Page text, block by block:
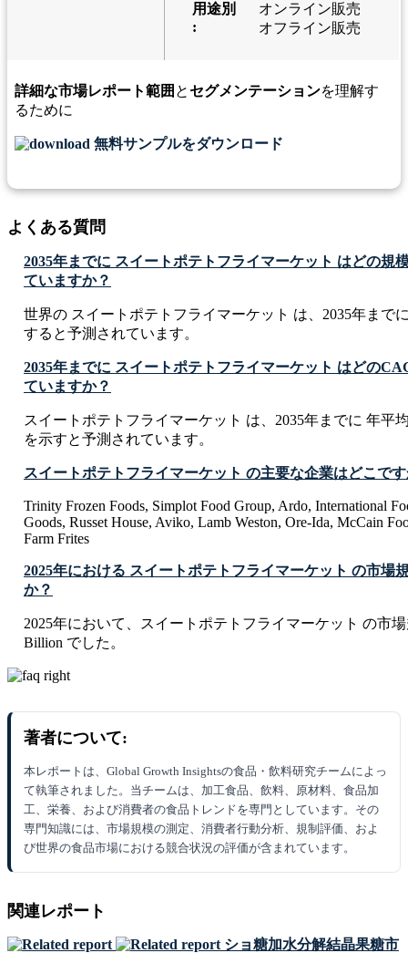
用途別
:
オンライン販売
オフライン販売
詳細な市場レポート範囲 と セグメンテーションを理解す
るために
無料サンプルをダウンロード
よくある質問
2035年までに スイートポテトフライマーケット はどの規
ていますか？
世界の スイートポテトフライマーケット は、2035年まで
すると予測されています。
2035年までに スイートポテトフライマーケット はどの
ていますか？
スイートポテトフライマーケット は、2035年までに 年平
を示すと予測されています。
スイートポテトフライマーケット の主要な企業はどこで
Trinity Frozen Foods, Simplot Food Group, Ardo, International
Goods, Russet House, Aviko, Lamb Weston, Ore-Ida, McCain
Farm Frites
2025年における スイートポテトフライマーケット の市場
か？
2025年において、スイートポテトフライマーケット の市
Billion でした。
著者について:
本レポートは、Global Growth Insightsの食品・飲料研究チームによっ
て執筆されました。当チームは、加工食品、飲料、原材料、食品加
工、栄養、および消費者の食品トレンドを専門としています。その
専門知識には、市場規模の測定、消費者行動分析、規制評価、およ
び世界の食品市場における競合状況の評価が含まれています。
関連レポート
ショ糖加水分解結晶果糖市